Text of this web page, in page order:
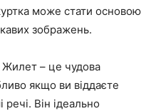
може стати основою
зображень.
Жилет – це чудова
якщо ви віддаєте
речі. Він ідеально